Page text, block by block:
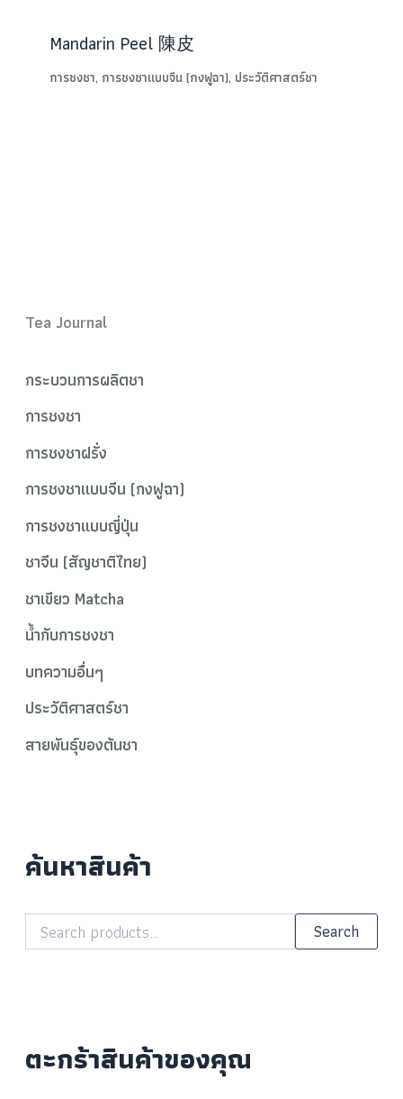
Tea Journal
กระบวนการผลิตชา
การชงชา
การชงชาฝรั่ง
การชงชาแบบจีน (กงฟูฉา)
การชงชาแบบญี่ปุ่น
ชาจีน (สัญชาติไทย)
ชาเขียว Matcha
น้ำกับการชงชา
บทความอื่นๆ
ประวัติศาสตร์ชา
สายพันธุ์ของต้นชา
ค้นหาสินค้า
Search
ตะกร้าสินค้าของคุณ
Mandarin Peel 陳皮
การชงชา, การชงชาแบบจีน (กงฟูฉา), ประวัติศาสตร์ชา